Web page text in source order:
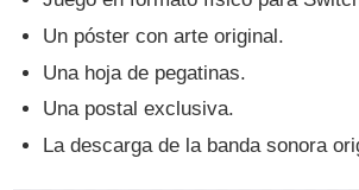
Un póster con arte original.
Una hoja de pegatinas.
Una postal exclusiva.
La descarga de la banda sonora